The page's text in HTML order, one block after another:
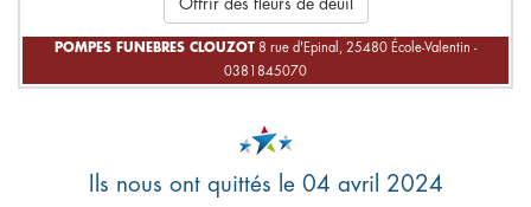
Offrir des fleurs de deuil
POMPES FUNEBRES CLOUZOT 8 rue d'Epinal, 25480 École-Valentin -
0381845070
Ils nous ont quittés le 04 avril 2024